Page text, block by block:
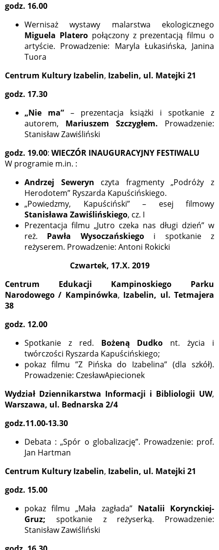
godz. 16.00
Wernisaż wystawy malarstwa ekologicznego
Miguela Plateropołączony z prezentacją filmu o
artyście. Prowadzenie: Maryla Łukasińska, Janina
Tuora
Centrum Kultury Izabelin, Izabelin, ul. Matejki 21
godz. 17.30
„Nie ma” – prezentacja książki i spotkanie z
autorem, Mariuszem Szczygłem. Prowadzenie:
Stanisław Zawiśliński
godz. 19.00: WIECZÓR INAUGURACYJNY FESTIWALU
W programie m.in. :
Andrzej Seweryn czyta fragmenty „Podróży z
Herodotem” Ryszarda Kapuścińskiego.
„Powiedzmy, Kapuściński” – esej filmowy
Stanisława Zawiślińskiego, cz. I
Prezentacja filmu „Jutro czeka nas długi dzień” w
reż. Pawła Wysoczańskiegoi spotkanie z
reżyserem. Prowadzenie: Antoni Rokicki
Czwartek, 17.X. 2019
Centrum Edukacji Kampinoskiego Parku
Narodowego / Kampinówka, Izabelin, ul. Tetmajera
38
godz. 12.00
Spotkanie z red. Bożeną Dudko nt. życia i
twórczości Ryszarda Kapuścińskiego;
pokaz filmu ”Z Pińska do Izabelina” (dla szkół).
Prowadzenie: CzesławApiecionek
Wydział Dziennikarstwa Informacji i Bibliologii UW,
Warszawa, ul. Bednarska 2/4
godz.11.00-13.30
Debata : „Spór o globalizację”. Prowadzenie: prof.
Jan Hartman
Centrum Kultury Izabelin, Izabelin, ul. Matejki 21
godz. 15.00
pokaz filmu „Mała zagłada” Natalii Korynckiej-
Gruz; spotkanie z reżyserką. Prowadzenie:
Stanisław Zawiśliński